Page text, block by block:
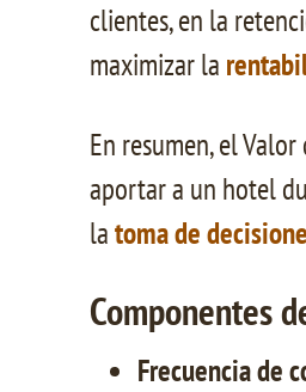
clientes, en la
maximizar la
En resumen, el
aportar a un hotel
latoma de
Componentes
Frecuencia de